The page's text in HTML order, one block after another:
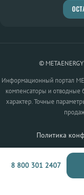
©
Информационный портал
компенсаторы и
характер. Точные
Политика
8 800 301 2407